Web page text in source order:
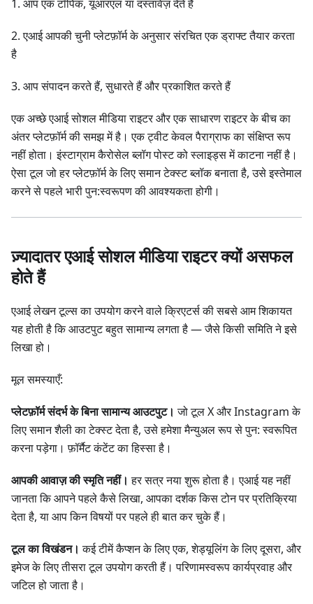
1. आप एक टॉपिक, यूआरएल या दस्तावेज़ देते हैं
2. एआई आपकी चुनी प्लेटफ़ॉर्म के अनुसार संरचित एक ड्राफ्ट तैयार करता
है
3. आप संपादन करते हैं, सुधारते हैं और प्रकाशित करते हैं
एक अच्छे एआई सोशल मीडिया राइटर और एक साधारण राइटर के बीच का
अंतर प्लेटफ़ॉर्म की समझ में है। एक ट्वीट केवल पैराग्राफ का संक्षिप्त रूप
नहीं होता। इंस्टाग्राम कैरोसेल ब्लॉग पोस्ट को स्लाइड्स में काटना नहीं है।
ऐसा टूल जो हर प्लेटफ़ॉर्म के लिए समान टेक्स्ट ब्लॉक बनाता है, उसे इस्तेमाल
करने से पहले भारी पुन:स्वरूपण की आवश्यकता होगी।
ज़्यादातर एआई सोशल मीडिया राइटर क्यों असफल
होते हैं
एआई लेखन टूल्स का उपयोग करने वाले क्रिएटर्स की सबसे आम शिकायत
यह होती है कि आउटपुट बहुत सामान्य लगता है — जैसे किसी समिति ने इसे
लिखा हो।
मूल समस्याएँ:
प्लेटफ़ॉर्म संदर्भ के बिना सामान्य आउटपुट। जो टूल X और Instagram के
लिए समान शैली का टेक्स्ट देता है, उसे हमेशा मैन्युअल रूप से पुन: स्वरूपित
करना पड़ेगा। फ़ॉर्मैट कंटेंट का हिस्सा है।
आपकी आवाज़ की स्मृति नहीं। हर सत्र नया शुरू होता है। एआई यह नहीं
जानता कि आपने पहले कैसे लिखा, आपका दर्शक किस टोन पर प्रतिक्रिया
देता है, या आप किन विषयों पर पहले ही बात कर चुके हैं।
टूल का विखंडन। कई टीमें कैप्शन के लिए एक, शेड्यूलिंग के लिए दूसरा, और
इमेज के लिए तीसरा टूल उपयोग करती हैं। परिणामस्वरूप कार्यप्रवाह और
जटिल हो जाता है।